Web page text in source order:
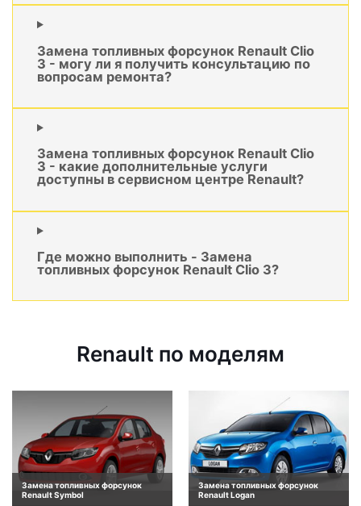
Замена топливных форсунок Renault Clio
3 - могу ли я получить консультацию по
вопросам ремонта?
Замена топливных форсунок Renault Clio
3 - какие дополнительные услуги
доступны в сервисном центре Renault?
Где можно выполнить - Замена
топливных форсунок Renault Clio 3?
Renault по моделям
Замена топливных форсунок
Renault Symbol
Замена топливных форсунок
Renault Logan